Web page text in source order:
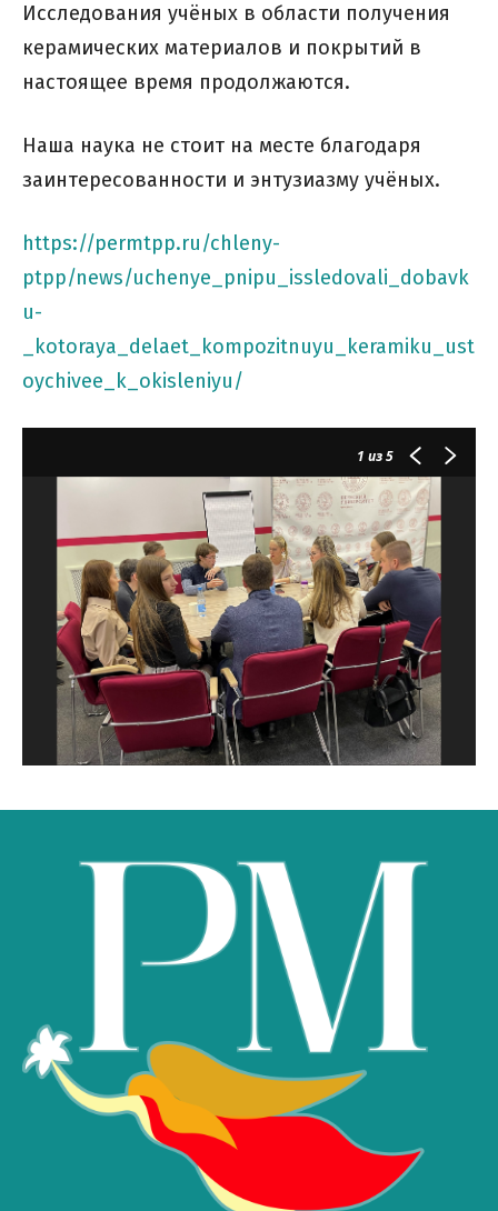
Исследования учёных в области получения
керамических материалов и покрытий в
настоящее время продолжаются.
Наша наука не стоит на месте благодаря
заинтересованности и энтузиазму учёных.
https://permtpp.ru/chleny-
ptpp/news/uchenye_pnipu_issledovali_dobavk
u-
_kotoraya_delaet_kompozitnuyu_keramiku_ust
oychivee_k_okisleniyu/
1 из 5